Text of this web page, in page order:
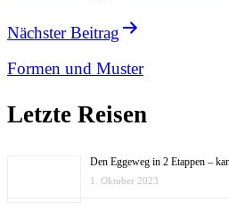
Nächster Beitrag
Formen und Muster
Letzte Reisen
Den Eggeweg in 2 Etappen –
1. Oktober 2023